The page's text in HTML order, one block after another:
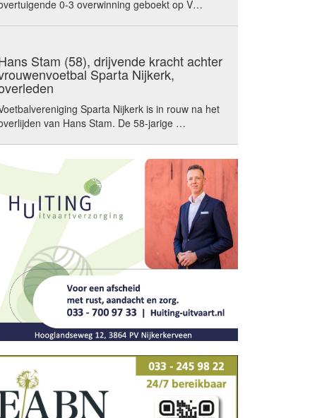
0-3 overwinning geboekt op V…
Stam (58), drijvende kracht achter
Sparta Nijkerk,
Sparta Nijkerk is in rouw na het
van Hans Stam. De 58-jarige …